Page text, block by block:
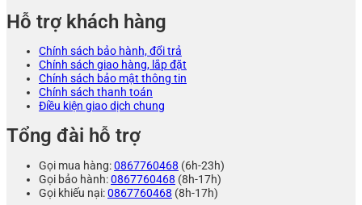
Hỗ trợ khách hàng
Chính sách bảo hành, đổi trả
Chính sách giao hàng, lắp đặt
Chính sách bảo mật thông tin
Chính sách thanh toán
Điều kiện giao dịch chung
Tổng đài hỗ trợ
Gọi mua hàng:0867760468 (6h-23h)
Gọi bảo hành:0867760468 (8h-17h)
Gọi khiếu nại:0867760468 (8h-17h)